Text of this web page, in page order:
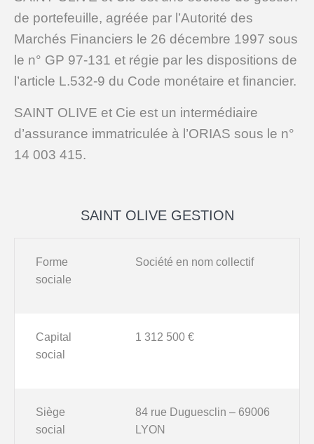
MON COMPTE
de portefeuille, agréée par l’Autorité des
Marchés Financiers le 26 décembre 1997 sous
le n° GP 97-131 et régie par les dispositions de
l’article L.532-9 du Code monétaire et financier.
SAINT OLIVE et Cie est un intermédiaire
d’assurance immatriculée à l’ORIAS sous le n°
14 003 415.
SAINT OLIVE GESTION
Forme
sociale
Société en nom collectif
Capital
social
1 312 500 €
Siège
social
84 rue Duguesclin – 69006
LYON